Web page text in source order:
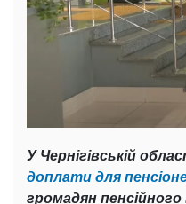
У Чернігівській
доплати для
громадян пенсійного